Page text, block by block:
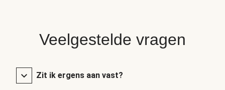
Veelgestelde vragen
Zit ik ergens aan vast?